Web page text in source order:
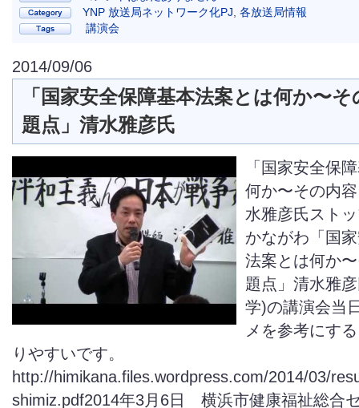
YNP 放送局ネットワーク化PJ 各放送局情報
講演会
2014/09/06
「国家安全保障基本法案とは何か〜
題点」清水雅彦氏
「国家安全保
何か〜その内
水雅彦氏スト
かながわ「国
法案とは何か
題点」清水雅
学)の講演会当
メを参考にす
りやすいです。
http://himikana.files.wordpress.com/2014/03/
shimiz.pdf2014年3月6日 横浜市健康福祉総合